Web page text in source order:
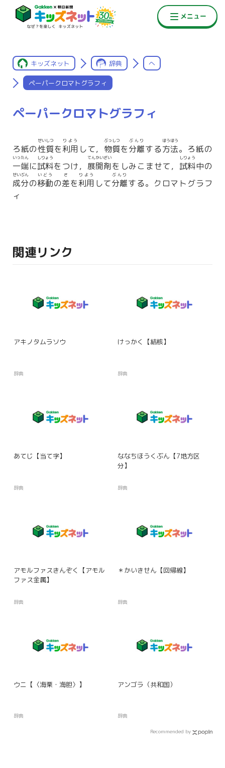
キッズネット 辞典 へ
ペーパークロマトグラフィ
ペーパークロマトグラフィ
ろ紙の性質
せいしつ
を利用
りよう
して， 物質
ぶっしつ
を分離
ぶんり
する方法
ほうほう
。ろ紙の
一端
いったん
に試料
しりょう
をつけ， 展開剤
てんかいざい
をしみこませて， 試料
しりょう
中の
成分
せいぶん
の移動
いどう
の差
さ
を利用
りよう
して分離
ぶんり
する。クロマトグラフ
ィ
関連リンク
アキノタムラソウ
辞典
けっかく【結核】
辞典
あてじ【当て字】
辞典
ななちほうくぶん【7地方区
分】
辞典
アモルファスきんぞく【アモル
ファス金属】
辞典
＊かいきせん【回帰線】
辞典
ウニ【〈海栗・海胆〉】
辞典
アンゴラ（共和国）
辞典
Recommended by